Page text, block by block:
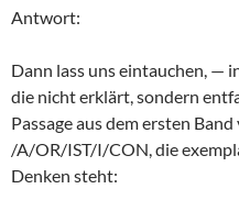
Antwort:
Dann lass uns eintauchen, —
die nicht erklärt, sondern
Passage aus dem ersten
/A/OR/IST/I/CON, die
Denken steht: